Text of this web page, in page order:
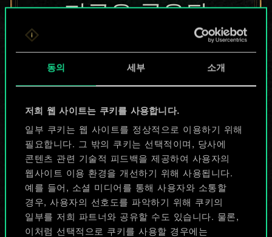
동의 세부 소개
저희 웹 사이트는 쿠키를 사용합니다.
일부 쿠키는 웹 사이트를 정상적으로 이용하기 위해
필요합니다. 그 밖의 쿠키는 선택적이며, 당사에
콘텐츠 관련 기술적 피드백을 제공하여 사용자의
웹사이트 이용 환경을 개선하기 위해 사용됩니다.
예를 들어, 소셜 미디어를 통해 사용자와 소통할
경우, 사용자의 선호도를 파악하기 위해 쿠키의
일부를 저희 파트너와 공유할 수도 있습니다. 물론,
이처럼 선택적으로 쿠키를 사용할 경우에는
지금은 공유된
카드들에 지나지
않지만
무궁무진한
가능성을 가지고
있습니다!
덱 이름 짓기 & 가이드 작성하기
덱 편집